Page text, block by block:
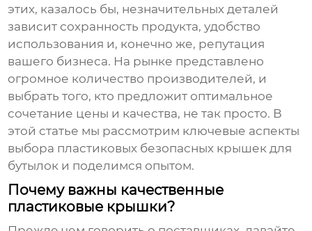
этих, казалось бы, незначительных деталей
зависит сохранность продукта, удобство
использования и, конечно же, репутация
вашего бизнеса. На рынке представлено
огромное количество производителей, и
выбрать того, кто предложит оптимальное
сочетание цены и качества, не так просто. В
этой статье мы рассмотрим ключевые аспекты
выбора пластиковых безопасных крышек для
бутылок и поделимся опытом.
Почему важны качественные
пластиковые крышки?